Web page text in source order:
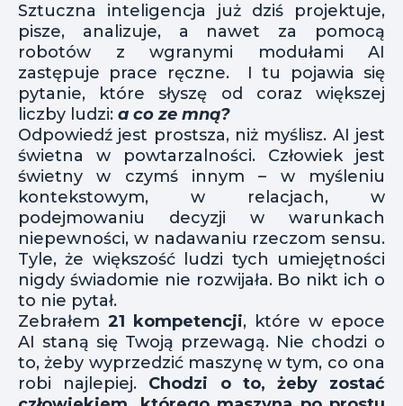
Sztuczna inteligencja już dziś projektuje,
pisze, analizuje, a nawet za pomocą
robotów z wgranymi modułami AI
zastępuje prace ręczne. I tu pojawia się
pytanie, które słyszę od coraz większej
liczby ludzi: a co ze mną?
Odpowiedź jest prostsza, niż myślisz. AI jest
świetna w powtarzalności. Człowiek jest
świetny w czymś innym – w myśleniu
kontekstowym, w relacjach, w
podejmowaniu decyzji w warunkach
niepewności, w nadawaniu rzeczom sensu.
Tyle, że większość ludzi tych umiejętności
nigdy świadomie nie rozwijała. Bo nikt ich o
to nie pytał.
Zebrałem 21 kompetencji, które w epoce
AI staną się Twoją przewagą. Nie chodzi o
to, żeby wyprzedzić maszynę w tym, co ona
robi najlepiej. Chodzi o to, żeby zostać